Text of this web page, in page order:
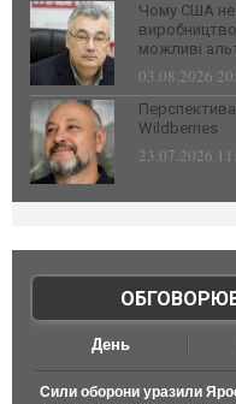
Чому США не
можливі
03.08.2026
Wildberries
23.07.2026
День
Сили оборони уразили